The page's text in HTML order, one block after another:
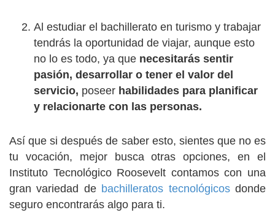
Al estudiar el bachillerato en turismo y trabajar
tendrás la oportunidad de viajar, aunque esto
no lo es todo, ya que necesitarás sentir
pasión, desarrollar o tener el valor del
servicio, poseer habilidades para planificar
y relacionarte con las personas.
Así que si después de saber esto, sientes que no es
tu vocación, mejor busca otras opciones, en el
Instituto Tecnológico Roosevelt contamos con una
gran variedad de bachilleratos tecnológicosdonde
seguro encontrarás algo para ti.